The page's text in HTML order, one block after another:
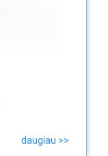
daugiau >>